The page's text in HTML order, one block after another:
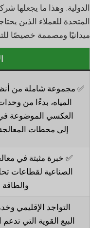
الدولية. وهذا ما يجعلها
المتحدة للعملاء الذين
ميدانيًا ومصممة خصيصًا
✅ مجموعة شاملة من
المياه، بدءًا من
العكسي الموضوعة
إلى محطات
✅ خبرة مثبتة في
الصناعية لقطاعات
والطاقة
التواجد الإقليمي
البيع القوية التي